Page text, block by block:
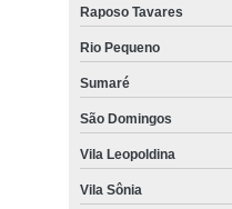
Raposo Tavares
Rio Pequeno
Sumaré
São Domingos
Vila Leopoldina
Vila Sônia